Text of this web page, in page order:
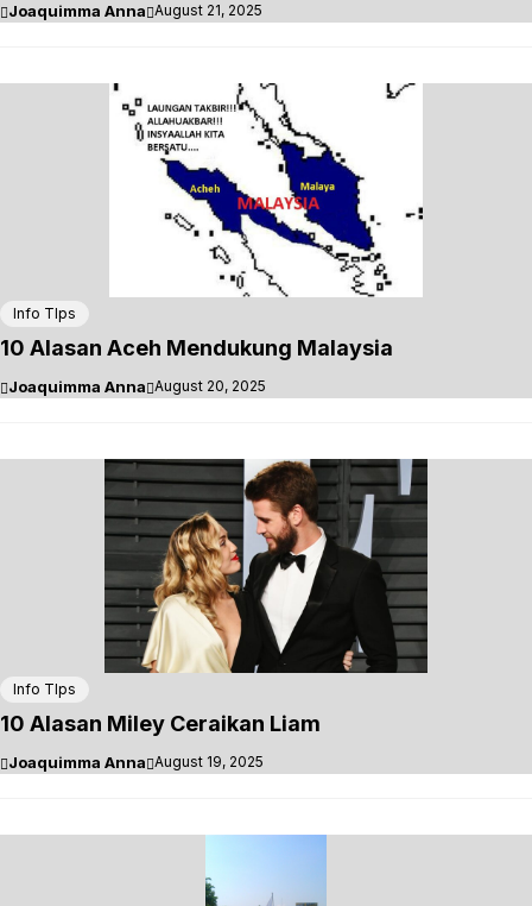
Joaquimma Anna August 21, 2025
Info TIps
10 Alasan Aceh Mendukung Malaysia
Joaquimma Anna August 20, 2025
Info TIps
10 Alasan Miley Ceraikan Liam
Joaquimma Anna August 19, 2025